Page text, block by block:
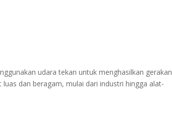
udara tekan untuk menghasilkan gerakan
dan beragam, mulai dari industri hingga alat-